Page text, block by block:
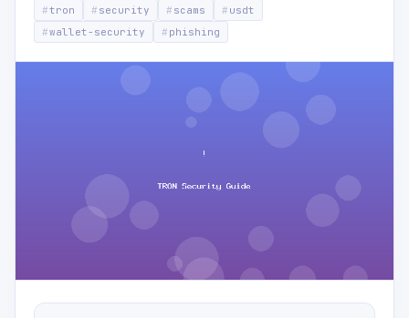
tron security scams
usdt
wallet-security
phishing